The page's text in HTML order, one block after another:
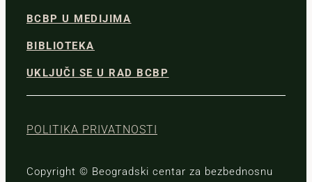
BCBP U MEDIJIMA
BIBLIOTEKA
UKLJUČI SE U RAD BCBP
POLITIKA PRIVATNOSTI
Copyright © Beogradski centar za bezbednosnu